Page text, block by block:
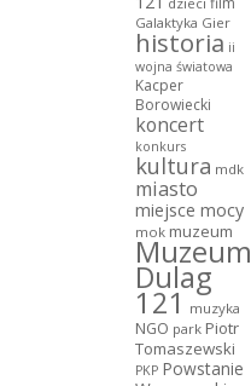
Galaktyka Gier
historia ii
wojna światowa
Kacper
Borowiecki
koncert
konkurs
kultura mdk
miasto
miejsce mocy
mok muzeum
Muzeum
Dulag
121 muzyka
NGO park Piotr
Tomaszewski
PKP Powstanie